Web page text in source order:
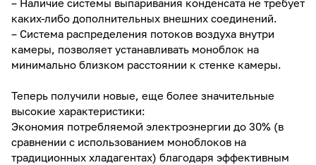
– Наличие системы выпаривания конденсата не требует
каких-либо дополнительных внешних соединений.
– Система распределения потоков воздуха внутри
камеры, позволяет устанавливать моноблок на
минимально близком расстоянии к стенке камеры.
Теперь получили новые, еще более значительные
высокие характеристики:
Экономия потребляемой электроэнергии до 30% (в
сравнении с использованием моноблоков на
традиционных хладагентах) благодаря эффективным